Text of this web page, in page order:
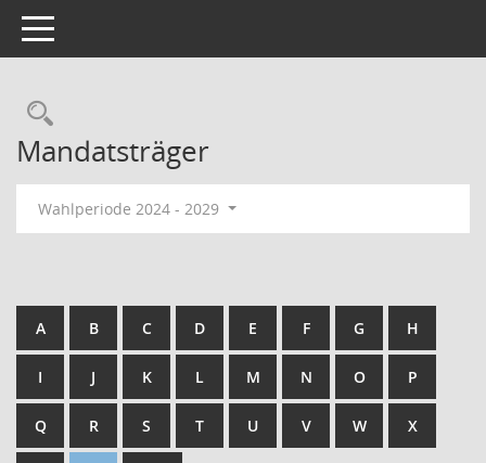
Toggle navigation
Mandatsträger
Wahlperiode 2024 - 2029
A B C D E F G H
I J K L M N O P
Q R S T U V W X